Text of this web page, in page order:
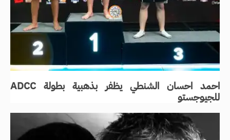
احمد احسان الشنطي يظفر بذهبية بطولة ADCC
للجيوجستو